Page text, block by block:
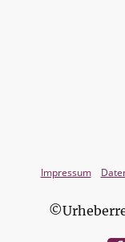
Impressum